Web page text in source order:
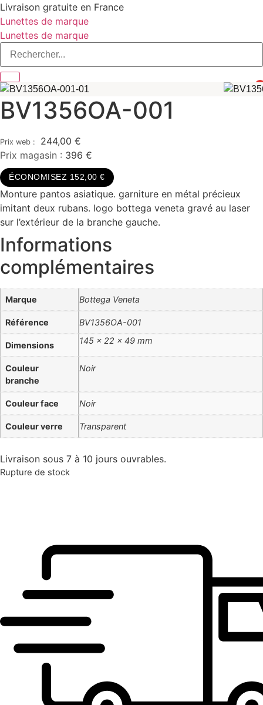
Aller
au
contenu
Livraison gratuite en France
Lunettes de marque
Lunettes de marque
0
BV1356OA-001
244,00 €
Prix magasin : 396 €
ÉCONOMISEZ 152,00 €
Monture pantos asiatique. garniture en métal précieux
imitant deux rubans. logo bottega veneta gravé au laser
sur l’extérieur de la branche gauche.
Informations
complémentaires
Référence BV1356OA-001
Dimensions 145 × 22 × 49 mm
Couleur
branche
Noir
Couleur face Noir
Couleur verre Transparent
Marque Bottega Veneta
Livraison sous 7 à 10 jours ouvrables.
Rupture de stock